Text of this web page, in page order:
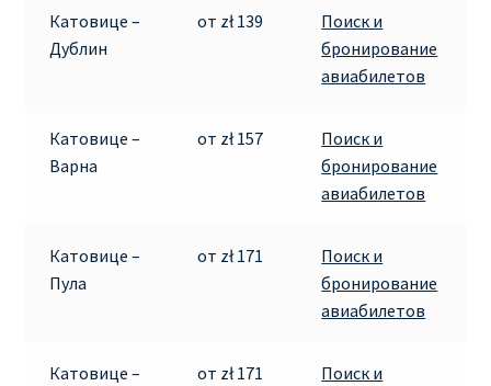
Рим
Райнэйр на русском
Катовице –
Дублин
от zł 139
Поиск и
бронирование
авиабилетов
Катовице –
Варна
от zł 157
Поиск и
бронирование
авиабилетов
Катовице –
Пула
от zł 171
Поиск и
бронирование
авиабилетов
Катовице –
от zł 171
Поиск и